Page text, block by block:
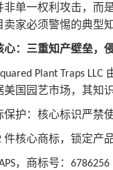
非单一权利攻击，而
家必须警惕的典型
心：三重知产壁垒，
Plant Traps LLC
国园艺市场，其知
保护：核心标识严禁
件核心商标，锁定产
，商标号： 6786256